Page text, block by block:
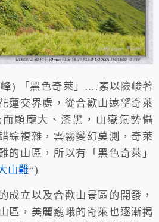
) 「黑色奇萊」….素以險峻著
蓮交界處，從合歡山遠望奇萊
顯龐大、漆黑，山嶽氣勢懾
綜複雜，雲霧變幻莫測，奇萊
的山區，所以有「黑色奇萊」
山難“)
成立以及合歡山景區的開發，
區，美麗巍峨的奇萊也逐漸揭